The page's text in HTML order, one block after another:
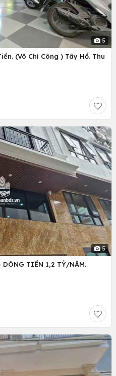
5
(Võ Chí Công ) Tây Hồ. Thu
5
TIỀN 1,2 TỶ/NĂM.